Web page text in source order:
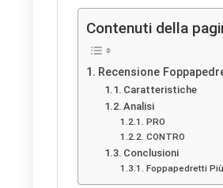
Contenuti della
Recensione
Caratteristiche
Analisi
PRO
CONTRO
Conclusioni
Foppapedretti